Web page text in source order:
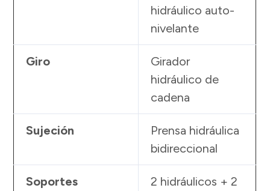
hidráulico auto-
nivelante
Giro
Girador
hidráulico de
cadena
Sujeción
Prensa hidráulica
bidireccional
Soportes
2 hidráulicos + 2